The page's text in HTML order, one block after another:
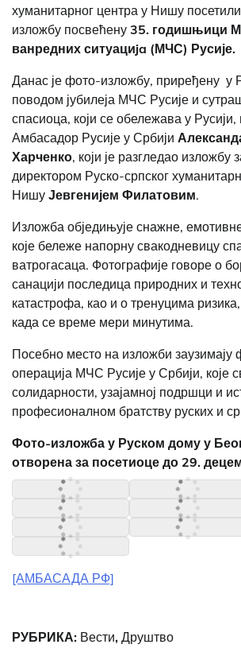
хуманитарног центра у Нишу
изложбу посвећену 35. годишњици
ванредних ситуациja (МЧС) Русије.
Данас је фото-изложбу, приређену у
поводом јубилеја МЧС Русије и
спасиоца, који се обележава у Русији,
Амбасадор Русије у Србији
Харченко, који је разгледао изложбу
директором Руско-српског
Нишу Јевгенијем Филатовим.
Изложба обједињује снажне,
које бележе напорну свакодневицу
ватрогасаца. Фотографије говоре о
санацији последица природних и
катастрофа, као и о тренуцима
када се време мери минутима.
Посебно место на изложби заузимају
операција МЧС Русије у Србији, које
солидарности, узајамној подршци и
професионалном братству руских и
Фото-изложба у Руском дому у
отворена за посетиоце до 29.
[АМБАСАДА РФ]
РУБРИКА: Вести, Друштво